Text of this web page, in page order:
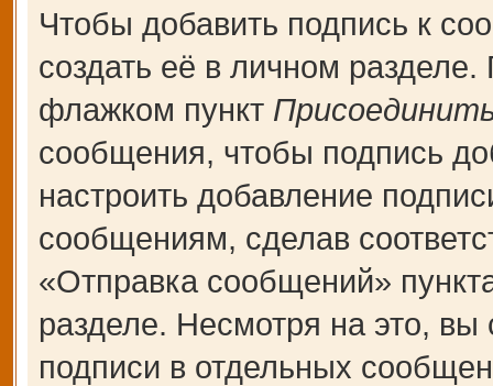
Чтобы добавить подпись к
создать её в личном
флажком пункт
сообщения, чтобы подпись
настроить добавление
сообщениям, сделав
«Отправка сообщений»
разделе. Несмотря на это,
подписи в отдельных